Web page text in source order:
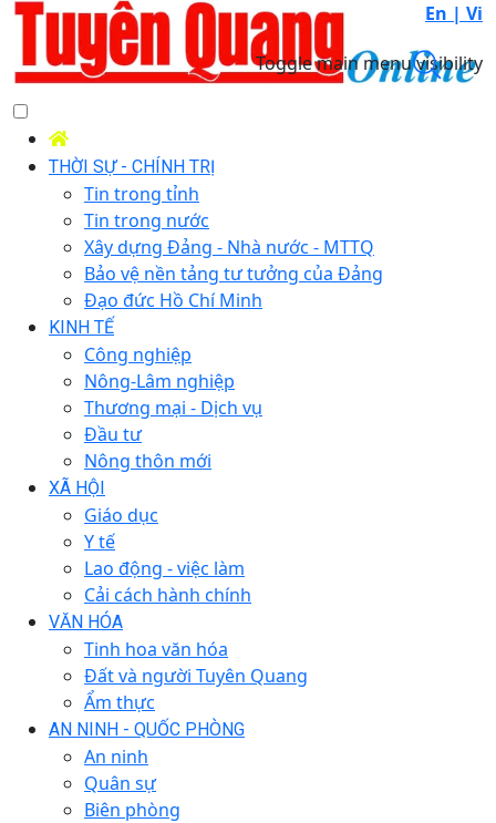
En | Vi
Toggle main menu visibility
THỜI SỰ - CHÍNH TRỊ
Tin trong tỉnh
Tin trong nước
Xây dựng Đảng - Nhà nước - MTTQ
Bảo vệ nền tảng tư tưởng của Đảng
Đạo đức Hồ Chí Minh
KINH TẾ
Công nghiệp
Nông-Lâm nghiệp
Thương mại - Dịch vụ
Đầu tư
Nông thôn mới
XÃ HỘI
Giáo dục
Y tế
Lao động - việc làm
Cải cách hành chính
VĂN HÓA
Tinh hoa văn hóa
Đất và người Tuyên Quang
Ẩm thực
AN NINH - QUỐC PHÒNG
An ninh
Quân sự
Biên phòng